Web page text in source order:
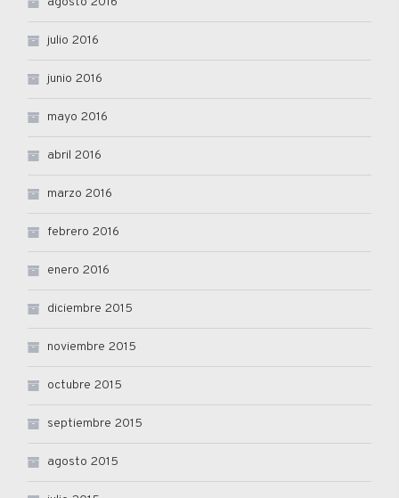
julio 2016
junio 2016
mayo 2016
abril 2016
marzo 2016
febrero 2016
enero 2016
diciembre 2015
noviembre 2015
octubre 2015
septiembre 2015
agosto 2015